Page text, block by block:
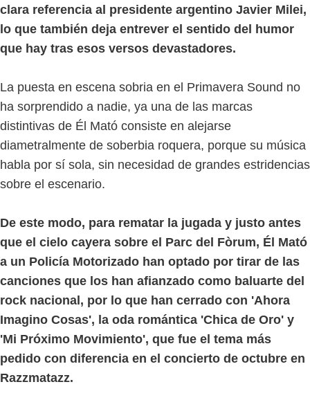
clara referencia al presidente argentino Javier Milei,
lo que también deja entrever el sentido del humor
que hay tras esos versos devastadores.
La puesta en escena sobria en el Primavera Sound no
ha sorprendido a nadie, ya una de las marcas
distintivas de Él Mató consiste en alejarse
diametralmente de soberbia roquera, porque su música
habla por sí sola, sin necesidad de grandes estridencias
sobre el escenario.
De este modo, para rematar la jugada y justo antes
que el cielo cayera sobre el Parc del Fòrum, Él Mató
a un Policía Motorizado han optado por tirar de las
canciones que los han afianzado como baluarte del
rock nacional, por lo que han cerrado con 'Ahora
Imagino Cosas', la oda romántica 'Chica de Oro' y
'Mi Próximo Movimiento', que fue el tema más
pedido con diferencia en el concierto de octubre en
Razzmatazz.